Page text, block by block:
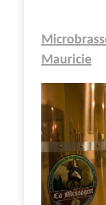
Mauricie